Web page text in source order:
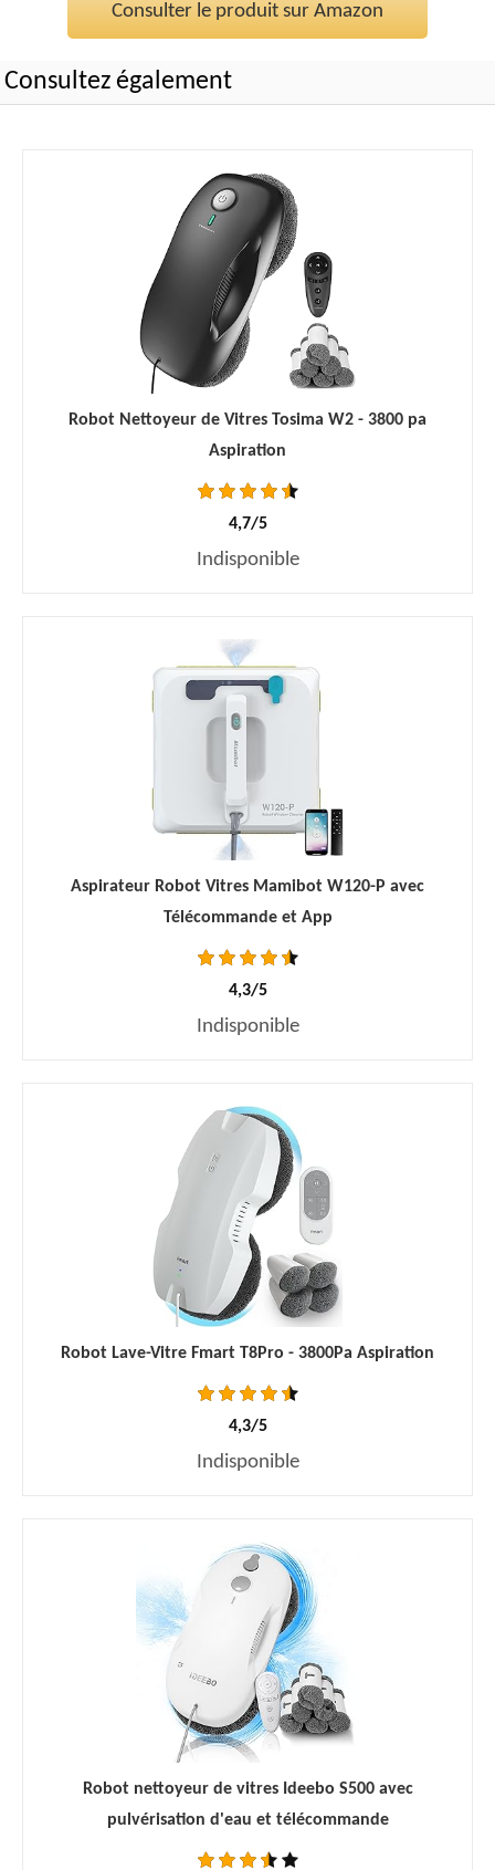
Consulter le produit sur Amazon
Consultez également
Robot Nettoyeur de Vitres Tosima W2 - 3800 pa
Aspiration
4,7/5
Indisponible
Aspirateur Robot Vitres Mamibot W120-P avec
Télécommande et App
4,3/5
Indisponible
Robot Lave-Vitre Fmart T8Pro - 3800Pa Aspiration
4,3/5
Indisponible
Robot nettoyeur de vitres Ideebo S500 avec
pulvérisation d'eau et télécommande